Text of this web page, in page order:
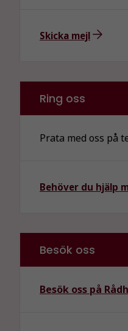
Skicka mejl
Ring oss
Prata med oss på
Behöver du hjälp
Besök oss
Besök oss på